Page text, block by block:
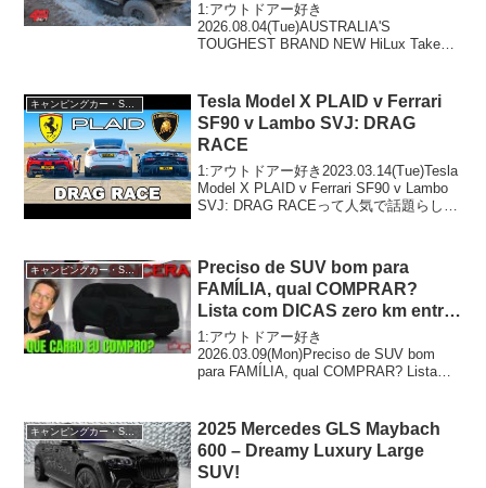
1:アウトドアー好き
2026.08.04(Tue)AUSTRALIA'S
TOUGHEST BRAND NEW HiLux Takes
き2026.08.0...
キャンピングカー・SUV人気車種
Tesla Model X PLAID v Ferrari
SF90 v Lambo SVJ: DRAG
RACE
1:アウトドアー好き2023.03.14(Tue)Tesla
Model X PLAID v Ferrari SF90 v Lambo
SVJ: DRAG RACEって人気で話題らしい
キャンピングカー・SUV人気車種
Preciso de SUV bom para
FAMÍLIA, qual COMPRAR?
Lista com DICAS zero km entre
R$ 180 e 200 mil reais
1:アウトドアー好き
2026.03.09(Mon)Preciso de SUV bom
para FAMÍLIA, qual COMPRAR? Lista
2025 Mercedes GLS Maybach
600 – Dreamy Luxury Large
SUV!